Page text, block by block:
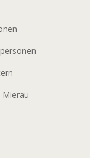
Mierau